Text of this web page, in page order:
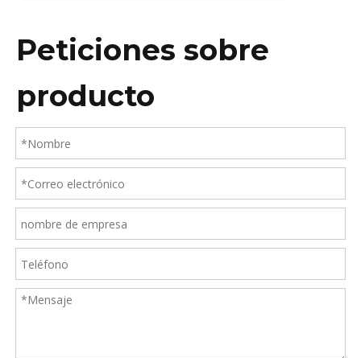
Peticiones sobre
producto